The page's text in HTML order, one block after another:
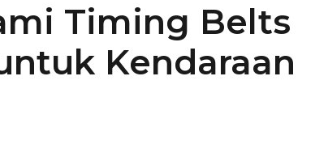
Timing Belts
Kendaraan